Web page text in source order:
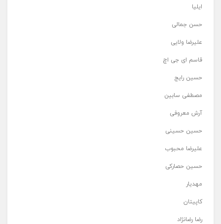
ایلیا
حسن جمالی
علیرضا ولایی
قاسم ای جی اچ
حسین رایج
مصطفی سابین
آرش معروفی
حسین حسینی
علیرضا محبوب
حسین حصارکی
مهدیار
کاپیتان
رضا رضانژاد